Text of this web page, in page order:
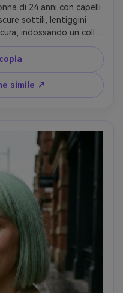
di 24 anni con capelli
sottili, lentiggini
indossando un collo
a cerchio d'argento,
chiave del piatto di
Sony A7IV, 85mm f/1.4,
testa e spalle
del colore, struttura
simile ↗